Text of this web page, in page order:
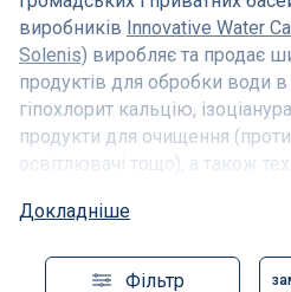
Терасний камінь
Пилососи і аксесуари
Фільтрація басейнів
виробників Innovative Water
Solenis) виробляє та продає
продуктів для обробки води
гіпохлорит кальцію,
продукти для очищення
освітлювачі тощо), а також
якістю своєї продукції та
Докладніше
Фільтр